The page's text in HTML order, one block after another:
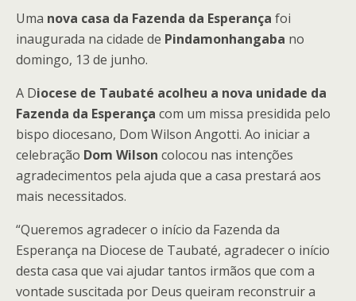
Uma nova casa da Fazenda da Esperança foi
inaugurada na cidade de Pindamonhangaba no
domingo, 13 de junho.
A Diocese de Taubaté acolheu a nova unidade da
Fazenda da Esperança com um missa presidida pelo
bispo diocesano, Dom Wilson Angotti. Ao iniciar a
celebração Dom Wilson colocou nas intenções
agradecimentos pela ajuda que a casa prestará aos
mais necessitados.
“Queremos agradecer o início da Fazenda da
Esperança na Diocese de Taubaté, agradecer o início
desta casa que vai ajudar tantos irmãos que com a
vontade suscitada por Deus queiram reconstruir a